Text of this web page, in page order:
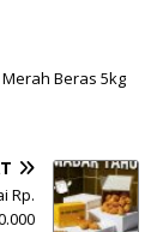
Beras 5kg
Rp.